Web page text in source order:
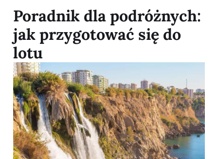
Poradnik dla podróżnych:
jak przygotować się do
lotu